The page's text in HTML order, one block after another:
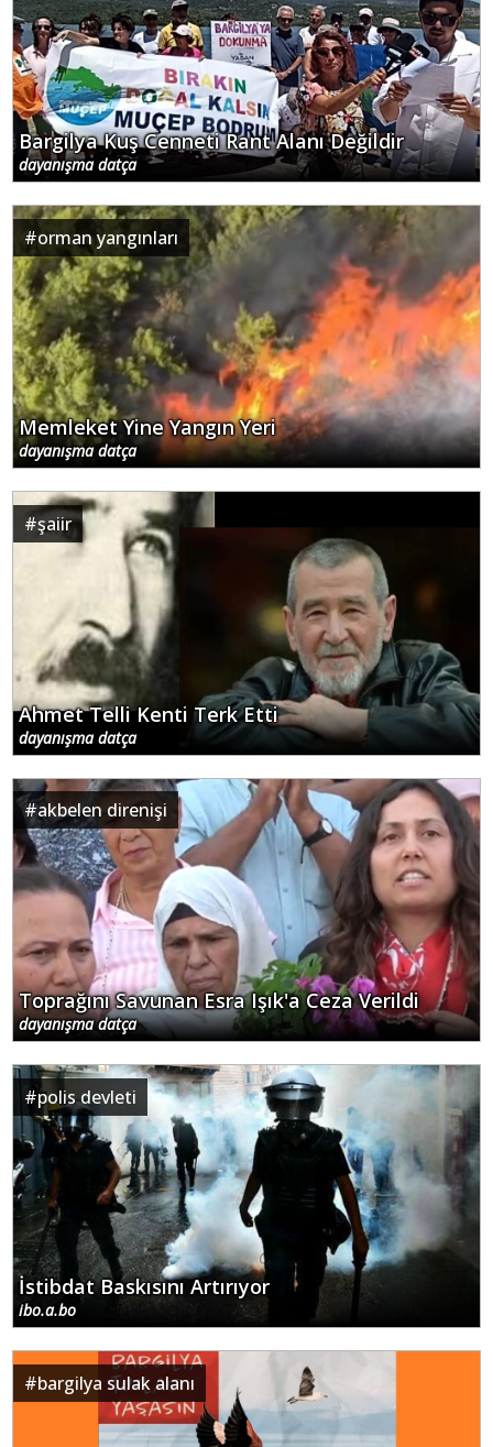
Bargilya Kuş Cenneti Rant Alanı Değildir
dayanışma datça
#orman yangınları
Memleket Yine Yangın Yeri
dayanışma datça
#şaiir
Ahmet Telli Kenti Terk Etti
dayanışma datça
#akbelen direnişi
Toprağını Savunan Esra Işık'a Ceza Verildi
dayanışma datça
#polis devleti
İstibdat Baskısını Artırıyor
ibo.a.bo
#bargilya sulak alanı